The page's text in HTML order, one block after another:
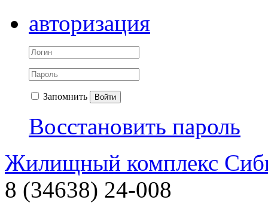
авторизация
Запомнить Войти
Восстановить пароль
Жилищный комплекс
8 (34638) 24-008